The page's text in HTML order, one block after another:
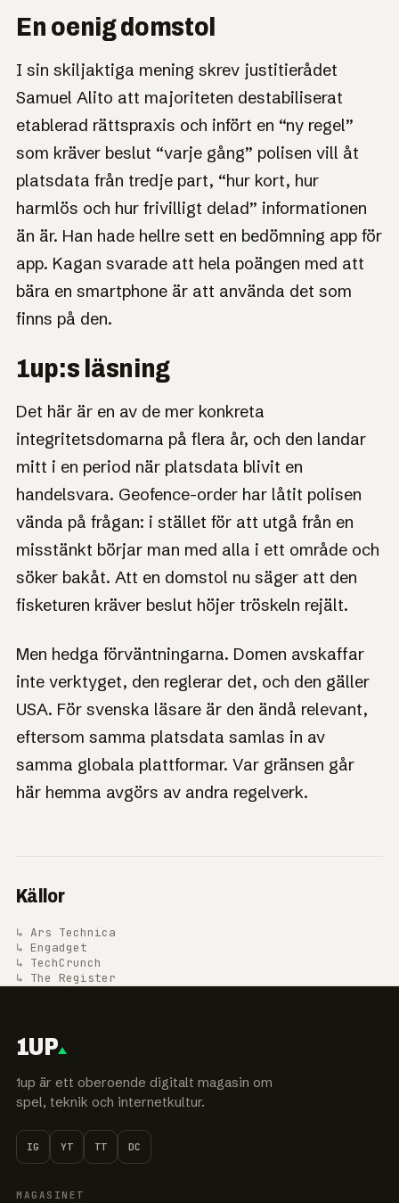
En oenig domstol
I sin skiljaktiga mening skrev justitierådet
Samuel Alito att majoriteten destabiliserat
etablerad rättspraxis och infört en “ny regel”
som kräver beslut “varje gång” polisen vill åt
platsdata från tredje part, “hur kort, hur
harmlös och hur frivilligt delad” informationen
än är. Han hade hellre sett en bedömning app för
app. Kagan svarade att hela poängen med att
bära en smartphone är att använda det som
finns på den.
1up:s läsning
Det här är en av de mer konkreta
integritetsdomarna på flera år, och den landar
mitt i en period när platsdata blivit en
handelsvara. Geofence-order har låtit polisen
vända på frågan: i stället för att utgå från en
misstänkt börjar man med alla i ett område och
söker bakåt. Att en domstol nu säger att den
fisketuren kräver beslut höjer tröskeln rejält.
Men hedga förväntningarna. Domen avskaffar
inte verktyget, den reglerar det, och den gäller
USA. För svenska läsare är den ändå relevant,
eftersom samma platsdata samlas in av
samma globala plattformar. Var gränsen går
här hemma avgörs av andra regelverk.
Källor
↳ Ars Technica
↳ Engadget
↳ TechCrunch
↳ The Register
1UP
1up är ett oberoende digitalt magasin om
spel, teknik och internetkultur.
IG YT TT DC
MAGASINET